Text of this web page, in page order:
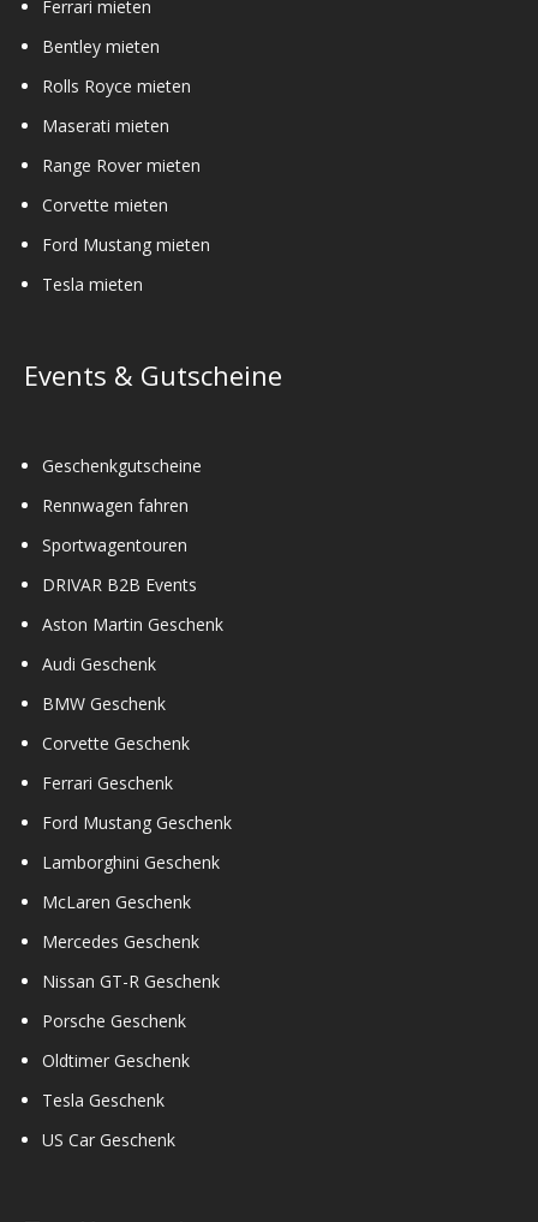
Ferrari mieten
Bentley mieten
Rolls Royce mieten
Maserati mieten
Range Rover mieten
Corvette mieten
Ford Mustang mieten
Tesla mieten
Events & Gutscheine
Geschenkgutscheine
Rennwagen fahren
Sportwagentouren
DRIVAR B2B Events
Aston Martin Geschenk
Audi Geschenk
BMW Geschenk
Corvette Geschenk
Ferrari Geschenk
Ford Mustang Geschenk
Lamborghini Geschenk
McLaren Geschenk
Mercedes Geschenk
Nissan GT-R Geschenk
Porsche Geschenk
Oldtimer Geschenk
Tesla Geschenk
US Car Geschenk